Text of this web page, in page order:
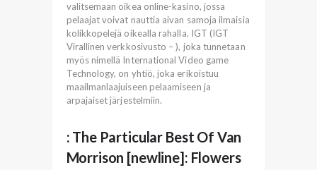
valitsemaan oikea online-kasino, jossa
pelaajat voivat nauttia aivan samoja ilmaisia
kolikkopelejä oikealla rahalla. IGT (IGT
Virallinen verkkosivusto – ), joka tunnetaan
myös nimellä International Video game
Technology, on yhtiö, joka erikoistuu
maailmanlaajuiseen pelaamiseen ja
arpajaiset järjestelmiin.
: The Particular Best Of Van
Morrison [newline]: Flowers